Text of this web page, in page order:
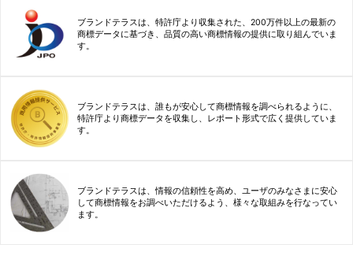
ブランドテラスは、特許庁より収集された、200万件以上の最新の
商標データに基づき、品質の高い商標情報の提供に取り組んでいま
す。
ブランドテラスは、誰もが安心して商標情報を調べられるように、
特許庁より商標データを収集し、レポート形式で広く提供していま
す。
ブランドテラスは、情報の信頼性を高め、ユーザのみなさまに安心
して商標情報をお調べいただけるよう、様々な取組みを行なってい
ます。